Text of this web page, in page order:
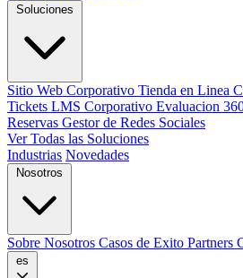
Sitio Web Corporativo Tienda en Linea
Tickets LMS Corporativo Evaluacion
Reservas Gestor de Redes Sociales
Ver Todas las Soluciones
Industrias Novedades
Sobre Nosotros Casos de Exito Partners